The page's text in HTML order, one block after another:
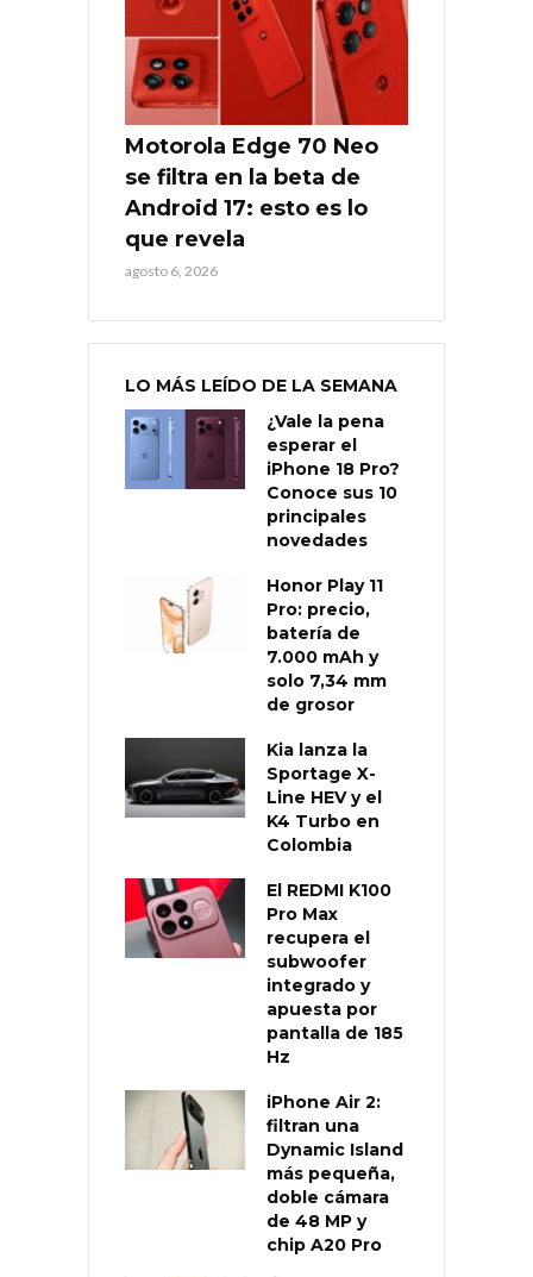
Motorola Edge 70 Neo
se filtra en la beta de
Android 17: esto es lo
que revela
agosto 6, 2026
LO MÁS LEÍDO DE LA SEMANA
¿Vale la pena
esperar el
iPhone 18 Pro?
Conoce sus 10
principales
novedades
Honor Play 11
Pro: precio,
batería de
7.000 mAh y
solo 7,34 mm
de grosor
Kia lanza la
Sportage X-
Line HEV y el
K4 Turbo en
Colombia
El REDMI K100
Pro Max
recupera el
subwoofer
integrado y
apuesta por
pantalla de 185
Hz
iPhone Air 2:
filtran una
Dynamic Island
más pequeña,
doble cámara
de 48 MP y
chip A20 Pro